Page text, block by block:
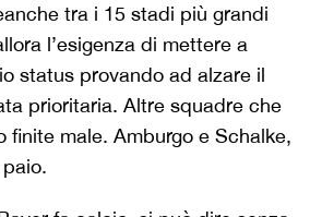
tra i 15 stadi più grandi
l’esigenza di mettere a
status provando ad alzare il
prioritaria. Altre squadre che
finite male. Amburgo e Schalke,